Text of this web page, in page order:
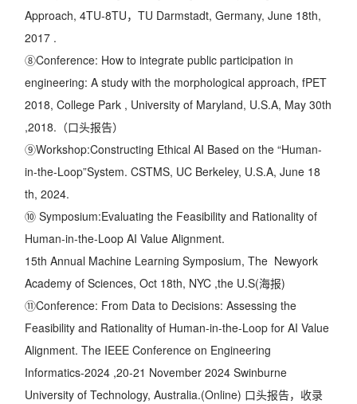
Approach, 4TU-8TU，TU Darmstadt, Germany, June 18th,
2017 .
⑧Conference: How to integrate public participation in
engineering: A study with the morphological approach, fPET
2018, College Park , University of Maryland, U.S.A, May 30th
,2018.（口头报告）
⑨Workshop:Constructing Ethical AI Based on the “Human-
in-the-Loop”System. CSTMS, UC Berkeley, U.S.A, June 18
th, 2024.
⑩ Symposium:Evaluating the Feasibility and Rationality of
Human-in-the-Loop AI Value Alignment.
15th Annual Machine Learning Symposium, The Newyork
Academy of Sciences, Oct 18th, NYC ,the U.S(海报)
⑪Conference: From Data to Decisions: Assessing the
Feasibility and Rationality of Human-in-the-Loop for AI Value
Alignment. The IEEE Conference on Engineering
Informatics-2024 ,20-21 November 2024 Swinburne
University of Technology, Australia.(Online) 口头报告，收录